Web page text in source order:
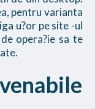
pentru varianta
u?or pe site -ul
opera?ie sa te